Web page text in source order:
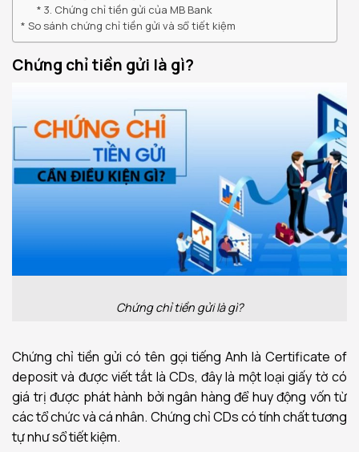
3. Chứng chỉ tiền gửi của MB Bank
So sánh chứng chỉ tiền gửi và sổ tiết kiệm
Chứng chỉ tiền gửi là gì?
Chứng chỉ tiền gửi là gì?
Chứng chỉ tiền gửi có tên gọi tiếng Anh là Certificate of
deposit và được viết tắt là CDs, đây là một loại giấy tờ có
giá trị được phát hành bởi ngân hàng để huy động vốn từ
các tổ chức và cá nhân. Chứng chỉ CDs có tính chất tương
tự như sổ tiết kiệm.